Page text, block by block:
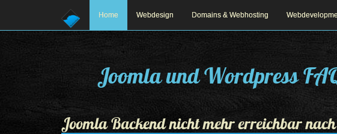
Home Webdesign Domains & Webhosting
Joomla und Wordpress
Joomla Backend nicht mehr erreichbar